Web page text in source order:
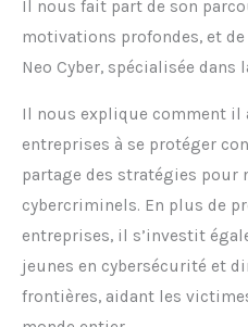
Il nous fait part de son
motivations profondes, et
Neo Cyber, spécialisée dans
Il nous explique comment il
entreprises à se protéger
partage des stratégies pour
cybercriminels. En plus de
entreprises, il s’investit
jeunes en cybersécurité et
frontières, aidant les